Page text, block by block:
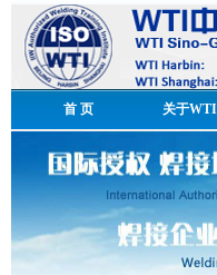
首 页 关于WTI